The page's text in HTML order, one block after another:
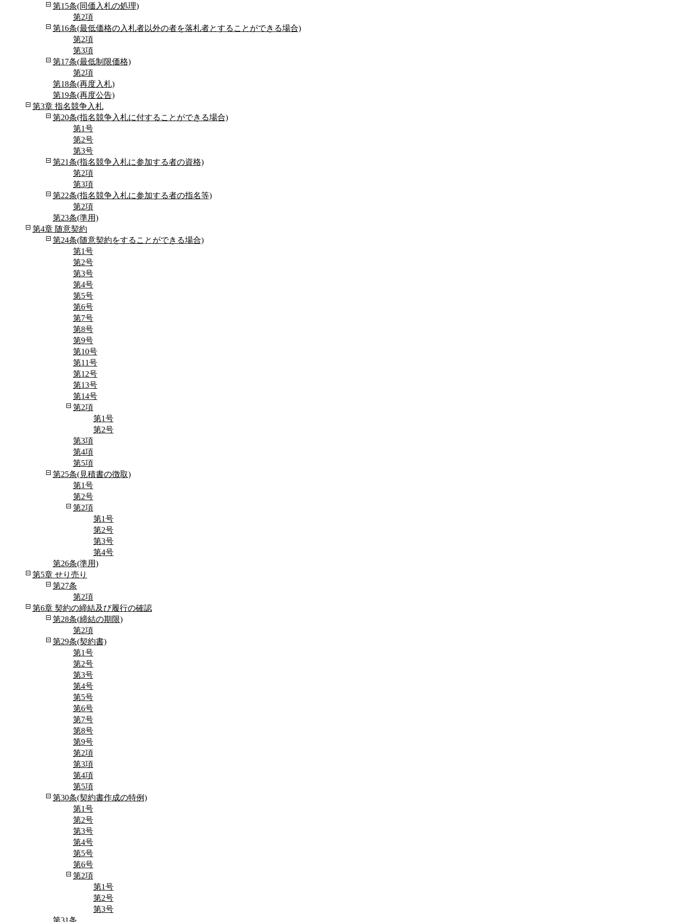
第15条(同価入札の処理)
第2項
第16条(最低価格の入札者以外の者を落札者とすることができる場合)
第2項
第3項
第17条(最低制限価格)
第2項
第18条(再度入札)
第19条(再度公告)
第3章 指名競争入札
第20条(指名競争入札に付することができる場合)
第1号
第2号
第3号
第21条(指名競争入札に参加する者の資格)
第2項
第3項
第22条(指名競争入札に参加する者の指名等)
第2項
第23条(準用)
第4章 随意契約
第24条(随意契約をすることができる場合)
第1号
第2号
第3号
第4号
第5号
第6号
第7号
第8号
第9号
第10号
第11号
第12号
第13号
第14号
第2項
第1号
第2号
第3項
第4項
第5項
第25条(見積書の徴取)
第1号
第2号
第2項
第1号
第2号
第3号
第4号
第26条(準用)
第5章 せり売り
第27条
第2項
第6章 契約の締結及び履行の確認
第28条(締結の期限)
第2項
第29条(契約書)
第1号
第2号
第3号
第4号
第5号
第6号
第7号
第8号
第9号
第2項
第3項
第4項
第5項
第30条(契約書作成の特例)
第1号
第2号
第3号
第4号
第5号
第6号
第2項
第1号
第2号
第3号
第31条